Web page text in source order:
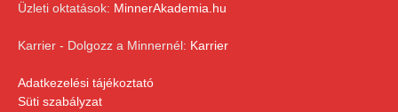
Üzleti oktatások: MinnerAkademia.hu
Karrier - Dolgozz a Minnernél: Karrier
Adatkezelési tájékoztató
Süti szabályzat